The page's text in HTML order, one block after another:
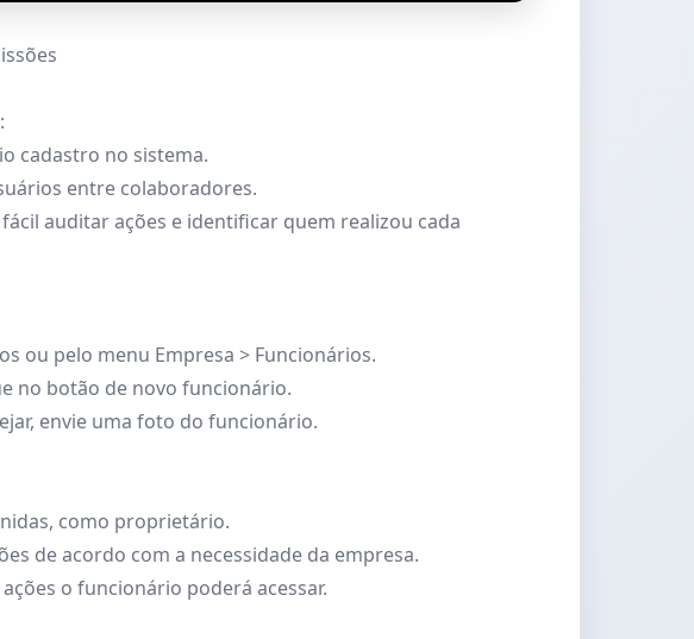
cadastro no sistema.
entre colaboradores.
auditar ações e identificar quem realizou cada
ou pelo menu Empresa > Funcionários.
no botão de novo funcionário.
envie uma foto do funcionário.
como proprietário.
de acordo com a necessidade da empresa.
o funcionário poderá acessar.